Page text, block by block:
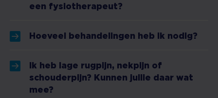
een fysiotherapeut?
Hoeveel behandelingen heb ik nodig?
Ik heb lage rugpijn, nekpijn of
schouderpijn? Kunnen jullie daar wat
mee?